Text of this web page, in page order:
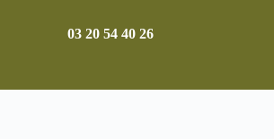
03 20 54 40 26